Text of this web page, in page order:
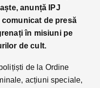
anunță IPJ
de presă
în misiuni pe
de cult.
de la Ordine
acțiuni speciale,